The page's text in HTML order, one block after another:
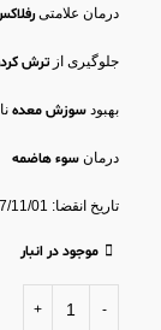
درمان علامتی
جلوگیری از ترش
بهبود سوزش معده
درمان سوء هاضمه
تاریخ انقضا: 2027/11/01
موجود در انبار